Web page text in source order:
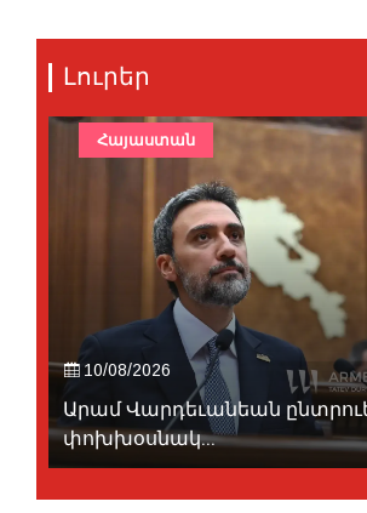
Լուրեր
10/08/2026
Արամ Վարդեւանեան
փոխխօսնակ...
Հայաստան